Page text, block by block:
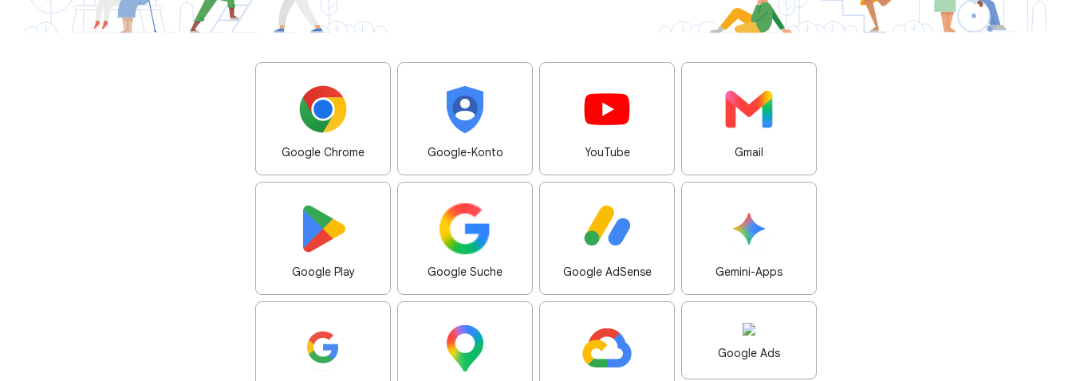
Google Chrome Google-Konto YouTube Gmail
Google Play Google Suche Google AdSense Gemini-Apps
Google Ads